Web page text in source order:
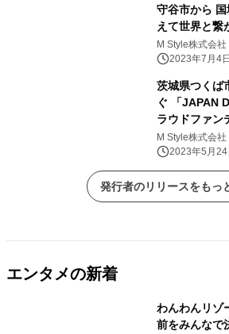
守谷市から
えて世界と繋
DANCE
(土)開催
M Style株式会社
2023年7月4
茨城県つくば
ぐ 「JAPAN
ラウドファン
開始
M Style株式会社
2023年5月
発行者のリリースをもっ
エンタメの新着
わんわんリゾ
前をみんなで